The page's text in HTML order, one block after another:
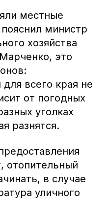
местные
министр
хозяйства
это
всего края не
от погодных
уголках
разнятся.
отопительный
в случае
уличного